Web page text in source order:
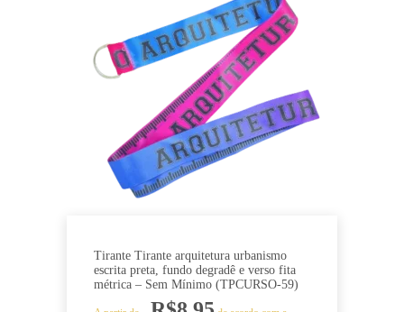
Tirante Tirante arquitetura urbanismo
escrita preta, fundo degradê e verso fita
métrica – Sem Mínimo (TPCURSO-59)